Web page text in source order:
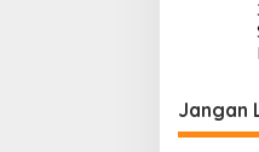
Jangan